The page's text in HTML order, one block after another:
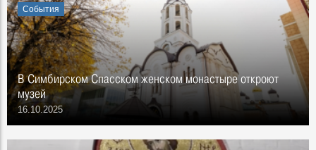
События
В Симбирском Спасском женском монастыре откроют
музей
16.10.2025